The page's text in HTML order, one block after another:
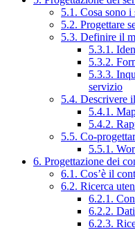
5.1. Cosa sono
5.2. Progettare
5.3. Definire il
5.3.1.
5.3.2.
5.3.3.
servizio
5.4. Descrivere
5.4.1.
5.4.2.
5.5. Co-
5.5.1.
6. Progettazione dei
6.1. Cos’è il
6.2. Ricerca
6.2.1.
6.2.2.
6.2.3.